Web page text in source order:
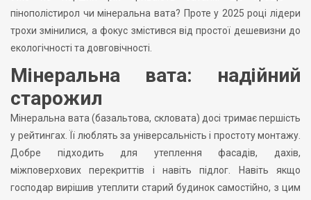
пінополістирол чи мінеральна вата? Проте у 2025 році лідери
трохи змінилися, а фокус змістився від простої дешевизни до
екологічності та довговічності.
Мінеральна вата: надійний
старожил
Мінеральна вата (базальтова, скловата) досі тримає першість
у рейтингах. Її люблять за універсальність і простоту монтажу.
Добре підходить для утеплення фасадів, дахів,
міжповерхових перекриттів і навіть підлог. Навіть якщо
господар вирішив утеплити старий будинок самостійно, з цим